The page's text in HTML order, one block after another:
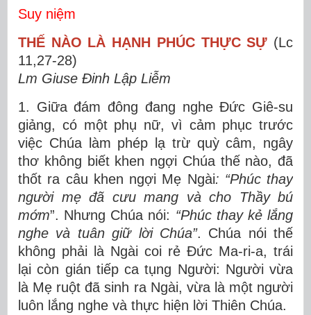
Suy niệm
THẾ NÀO LÀ HẠNH PHÚC THỰC SỰ (Lc
11,27-28)
Lm Giuse Đinh Lập Liễm
1. Giữa đám đông đang nghe Đức Giê-su
giảng, có một phụ nữ, vì cảm phục trước
việc Chúa làm phép lạ trừ quỳ câm, ngây
thơ không biết khen ngợi Chúa thế nào, đã
thốt ra câu khen ngợi Mẹ Ngài: “Phúc thay
người mẹ đã cưu mang và cho Thầy bú
mớm”. Nhưng Chúa nói: “Phúc thay kẻ lắng
nghe và tuân giữ lời Chúa”. Chúa nói thế
không phải là Ngài coi rẻ Đức Ma-ri-a, trái
lại còn gián tiếp ca tụng Người: Người vừa
là Mẹ ruột đã sinh ra Ngài, vừa là một người
luôn lắng nghe và thực hiện lời Thiên Chúa.